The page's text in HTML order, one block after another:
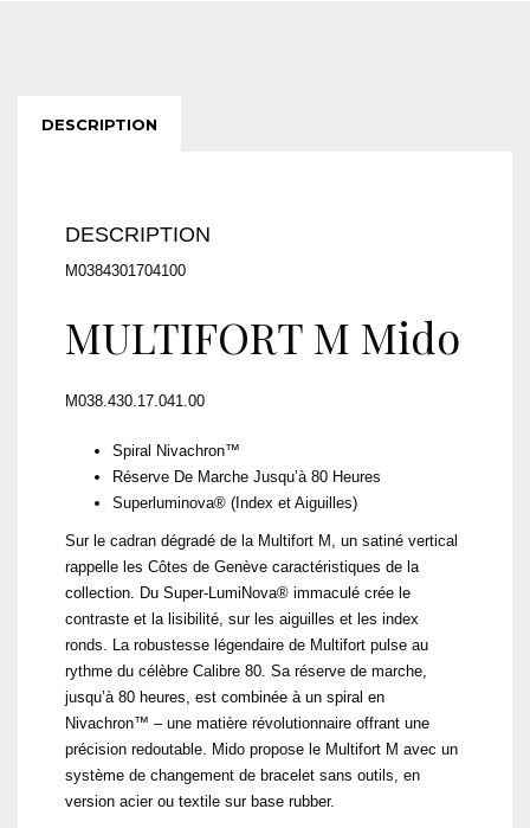
DESCRIPTION
DESCRIPTION
M0384301704100
MULTIFORT M Mido
M038.430.17.041.00
Spiral Nivachron™
Réserve De Marche Jusqu’à 80 Heures
Superluminova® (Index et Aiguilles)
Sur le cadran dégradé de la Multifort M, un satiné vertical
rappelle les Côtes de Genève caractéristiques de la
collection. Du Super-LumiNova® immaculé crée le
contraste et la lisibilité, sur les aiguilles et les index
ronds. La robustesse légendaire de Multifort pulse au
rythme du célèbre Calibre 80. Sa réserve de marche,
jusqu’à 80 heures, est combinée à un spiral en
Nivachron™ – une matière révolutionnaire offrant une
précision redoutable. Mido propose le Multifort M avec un
système de changement de bracelet sans outils, en
version acier ou textile sur base rubber.